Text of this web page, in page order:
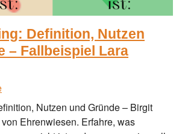
Definition, Nutzen
– Fallbeispiel Lara
Nutzen und Gründe – Birgit
Ehrenwiesen. Erfahre, was